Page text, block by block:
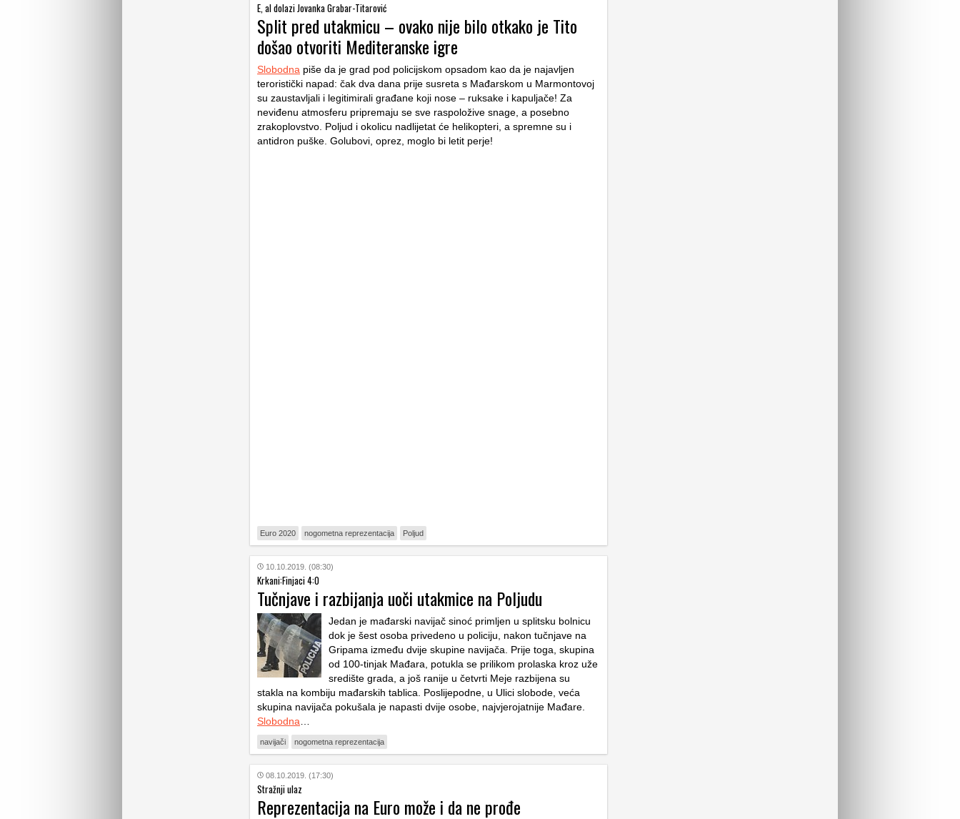
E, al dolazi Jovanka Grabar-Titarović
Split pred utakmicu – ovako nije bilo otkako je Tito
došao otvoriti Mediteranske igre
Slobodna piše da je grad pod policijskom opsadom kao da je najavljen
teroristički napad: čak dva dana prije susreta s Mađarskom u Marmontovoj
su zaustavljali i legitimirali građane koji nose – ruksake i kapuljače! Za
neviđenu atmosferu pripremaju se sve raspoložive snage, a posebno
zrakoplovstvo. Poljud i okolicu nadlijetat će helikopteri, a spremne su i
antidron puške. Golubovi, oprez, moglo bi letit perje!
Euro 2020 nogometna reprezentacija Poljud
10.10.2019. (08:30)
Krkani:Finjaci 4:0
Tučnjave i razbijanja uoči utakmice na Poljudu
Jedan je mađarski navijač sinoć primljen u splitsku bolnicu
dok je šest osoba privedeno u policiju, nakon tučnjave na
Gripama između dvije skupine navijača. Prije toga, skupina
od 100-tinjak Mađara, potukla se prilikom prolaska kroz uže
središte grada, a još ranije u četvrti Meje razbijena su
stakla na kombiju mađarskih tablica. Poslijepodne, u Ulici slobode, veća
skupina navijača pokušala je napasti dvije osobe, najvjerojatnije Mađare.
Slobodna
navijači nogometna reprezentacija
08.10.2019. (17:30)
Stražnji ulaz
Reprezentacija na Euro može i da ne prođe